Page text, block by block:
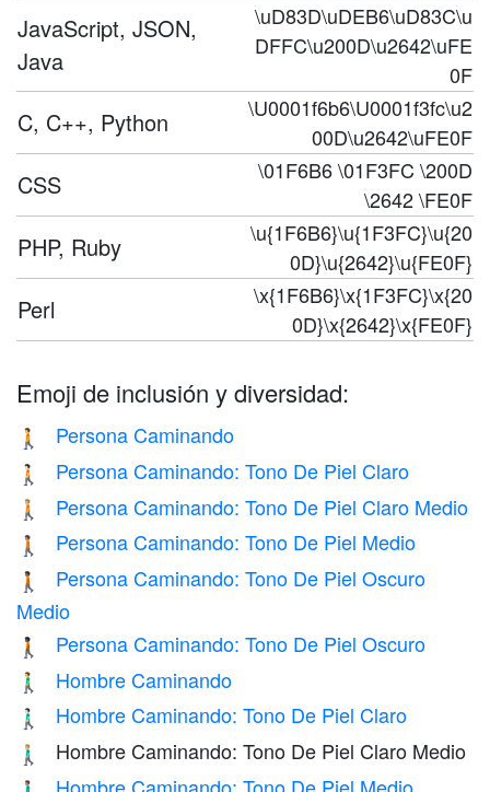
JavaScript, JSON,
Java
\uD83D\uDEB6\uD83C\u
DFFC\u200D\u2642\uFE
0F
C, C++, Python
\U0001f6b6\U0001f3fc\u2
00D\u2642\uFE0F
CSS
\01F6B6 \01F3FC \200D
\2642 \FE0F
PHP, Ruby
\u{1F6B6}\u{1F3FC}\u{20
0D}\u{2642}\u{FE0F}
Perl
\x{1F6B6}\x{1F3FC}\x{20
0D}\x{2642}\x{FE0F}
Emoji de inclusión y diversidad:
🚶 Persona Caminando
🚶🏻 Persona Caminando: Tono De Piel Claro
🚶🏼 Persona Caminando: Tono De Piel Claro Medio
🚶🏽 Persona Caminando: Tono De Piel Medio
🚶🏾
Persona Caminando: Tono De Piel Oscuro
Medio
🚶🏿 Persona Caminando: Tono De Piel Oscuro
🚶‍♂️ Hombre Caminando
🚶🏻‍♂️ Hombre Caminando: Tono De Piel Claro
🚶🏼‍♂️ Hombre Caminando: Tono De Piel Claro Medio